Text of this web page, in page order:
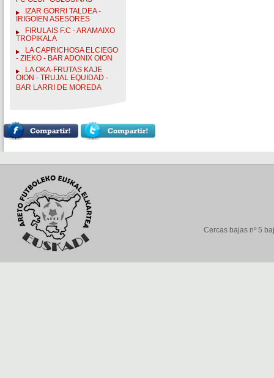
IZAR GORRI TALDEA -
IRIGOIEN ASESORES
FIRULAIS F.C - ARAMAIXO
TROPIKALA
LA CAPRICHOSA ELCIEGO
- ZIEKO - BAR ADONIX OION
LA OKA-FRUTAS KAJE
OION - TRUJAL EQUIDAD -
BAR LARRI DE MOREDA
Cercas bajas nº 5